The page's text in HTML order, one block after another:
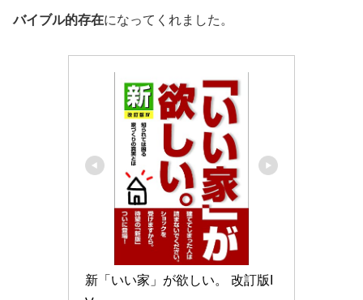
バイブル的存在になってくれました。
新「いい家」が欲しい。 改訂版I